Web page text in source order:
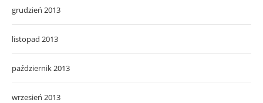
grudzień 2013
listopad 2013
październik 2013
wrzesień 2013